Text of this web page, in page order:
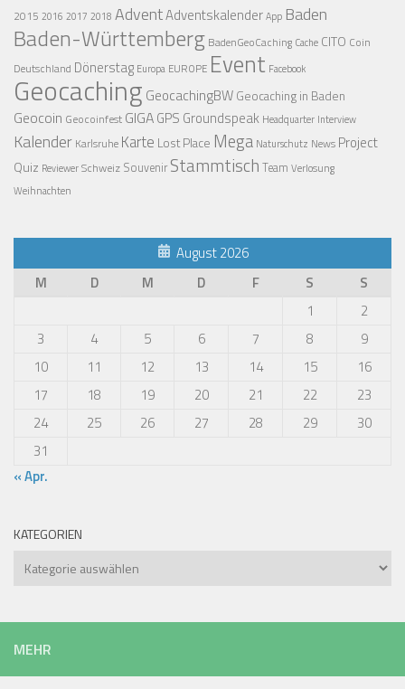
2015 2016 2017 2018 AdventAdventskalenderApp Baden
Baden-Württemberg BadenGeoCaching Cache CITO Coin
Deutschland Dönerstag Europa EUROPE Event Facebook
Geocaching GeocachingBW Geocaching in Baden
Geocoin Geocoinfest GIGAGPS Groundspeak Headquarter Interview
Kalender Karlsruhe Karte Lost Place Mega Naturschutz News Project
Quiz ReviewerSchweiz Souvenir Stammtisch Team Verlosung
Weihnachten
August 2026
M
D M D F S
S
1
2
3
4 5 6 7 8
9
10
11 12 13 14 15
16
17
18 19 20 21 22
23
24
25 26 27 28 29
30
31
« Apr.
KATEGORIEN
Kategorien
MEHR